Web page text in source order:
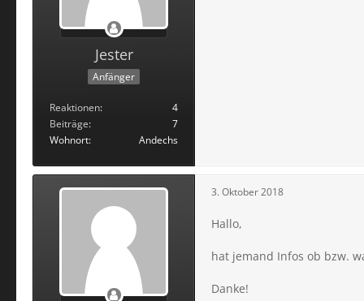
Jester
Anfänger
Reaktionen
4
Beiträge
7
Wohnort
Andechs
3. Oktober 2018
Hallo,
hat jemand Infos ob bzw.
Danke!